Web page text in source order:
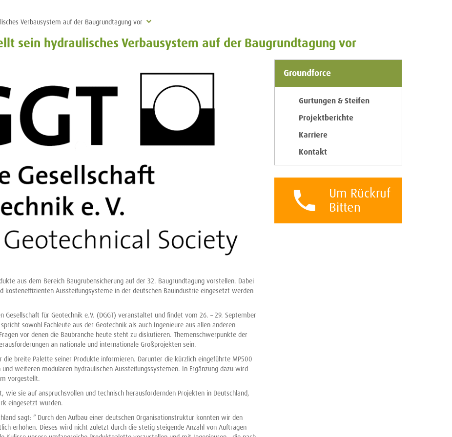
Verbausystem auf der Baugrundtagung vor
sein hydraulisches Verbausystem auf der Baugrundtagung vor
aus dem Bereich Baugrubensicherung auf der 32. Baugrundtagung vorstellen. Dabei
kosteneffizienten Aussteifungsysteme in der deutschen Bauindustrie eingesetzt werden
Gesellschaft für Geotechnik e.V. (DGGT) veranstaltet und findet vom 26. – 29. September
sowohl Fachleute aus der Geotechnik als auch Ingenieure aus allen anderen
vor denen die Baubranche heute steht zu diskutieren. Themenschwerpunkte der
an nationale und internationale Großprojekten sein.
breite Palette seiner Produkte informieren. Darunter die kürzlich eingeführte MP500
weiteren modularen hydraulischen Aussteifungssystemen. In Ergänzung dazu wird
vorgestellt.
sie auf anspruchsvollen und technisch herausfordernden Projekten in Deutschland,
eingesetzt wurden.
sagt: ” Durch den Aufbau einer deutschen Organisationstruktur konnten wir den
erhöhen. Dieses wird nicht zuletzt durch die stetig steigende Anzahl von Aufträgen
Groundforce
Gurtungen & Steifen
Projektberichte
Karriere
Kontakt
Um Rückruf
Bitten